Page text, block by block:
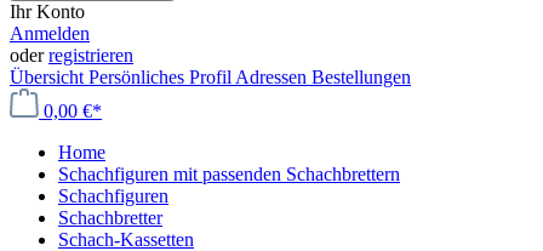
Ihr Konto
Anmelden
oderregistrieren
Übersicht Persönliches Profil Adressen Bestellungen
0,00 €*
Home
Schachfiguren mit passenden Schachbrettern
Schachfiguren
Schachbretter
Schach-Kassetten